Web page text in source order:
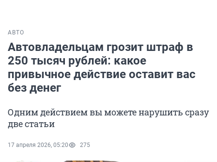
АВТО
Автовладельцам грозит штраф в
250 тысяч рублей: какое
привычное действие оставит вас
без денег
Одним действием вы можете нарушить сразу
две статьи
17 апреля 2026, 05:20 275